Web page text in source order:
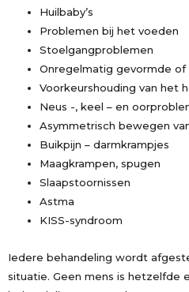
Huilbaby’s
Problemen bij het voeden
Stoelgangproblemen
Onregelmatig gevormde
Voorkeurshouding van het
Neus -, keel – en
Asymmetrisch bewegen
Buikpijn – darmkrampjes
Maagkrampen, spugen
Slaapstoornissen
Astma
KISS-syndroom
Iedere behandeling wordt
situatie. Geen mens is hetzelfde